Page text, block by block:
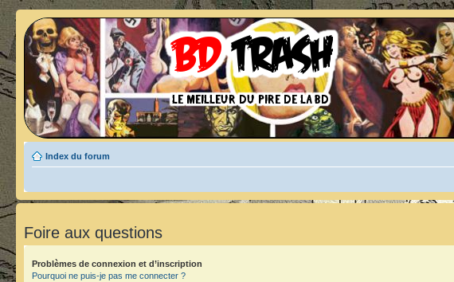
Index du forum
Foire aux questions
Problèmes de connexion et d’inscription
Pourquoi ne puis-je pas me connecter ?